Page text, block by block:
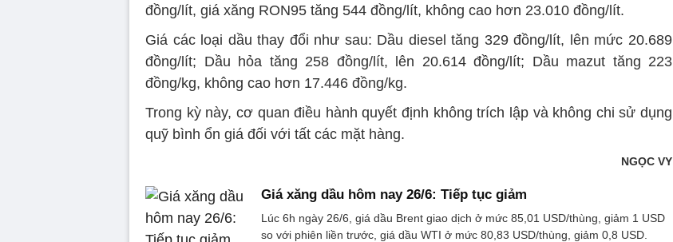
đồng/lít, giá xăng RON95 tăng 544 đồng/lít, không cao hơn 23.010 đồng/lít.
Giá các loại dầu thay đổi như sau: Dầu diesel tăng 329 đồng/lít, lên mức 20.689
đồng/lít; Dầu hỏa tăng 258 đồng/lít, lên 20.614 đồng/lít; Dầu mazut tăng 223
đồng/kg, không cao hơn 17.446 đồng/kg.
Trong kỳ này, cơ quan điều hành quyết định không trích lập và không chi sử dụng
quỹ bình ổn giá đối với tất các mặt hàng.
NGỌC VY
Giá xăng dầu hôm nay 26/6: Tiếp tục giảm
Lúc 6h ngày 26/6, giá dầu Brent giao dịch ở mức 85,01 USD/thùng, giảm 1 USD
so với phiên liền trước, giá dầu WTI ở mức 80,83 USD/thùng, giảm 0,8 USD.